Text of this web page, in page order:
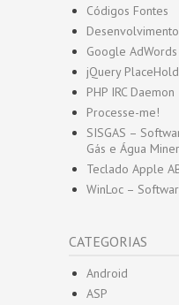
Códigos Fontes
Desenvolvimento
Google AdWords
jQuery
PHP IRC Daemon
Processe-me!
SISGAS –
Gás e Água
Teclado Apple
WinLoc –
CATEGORIAS
Android
ASP